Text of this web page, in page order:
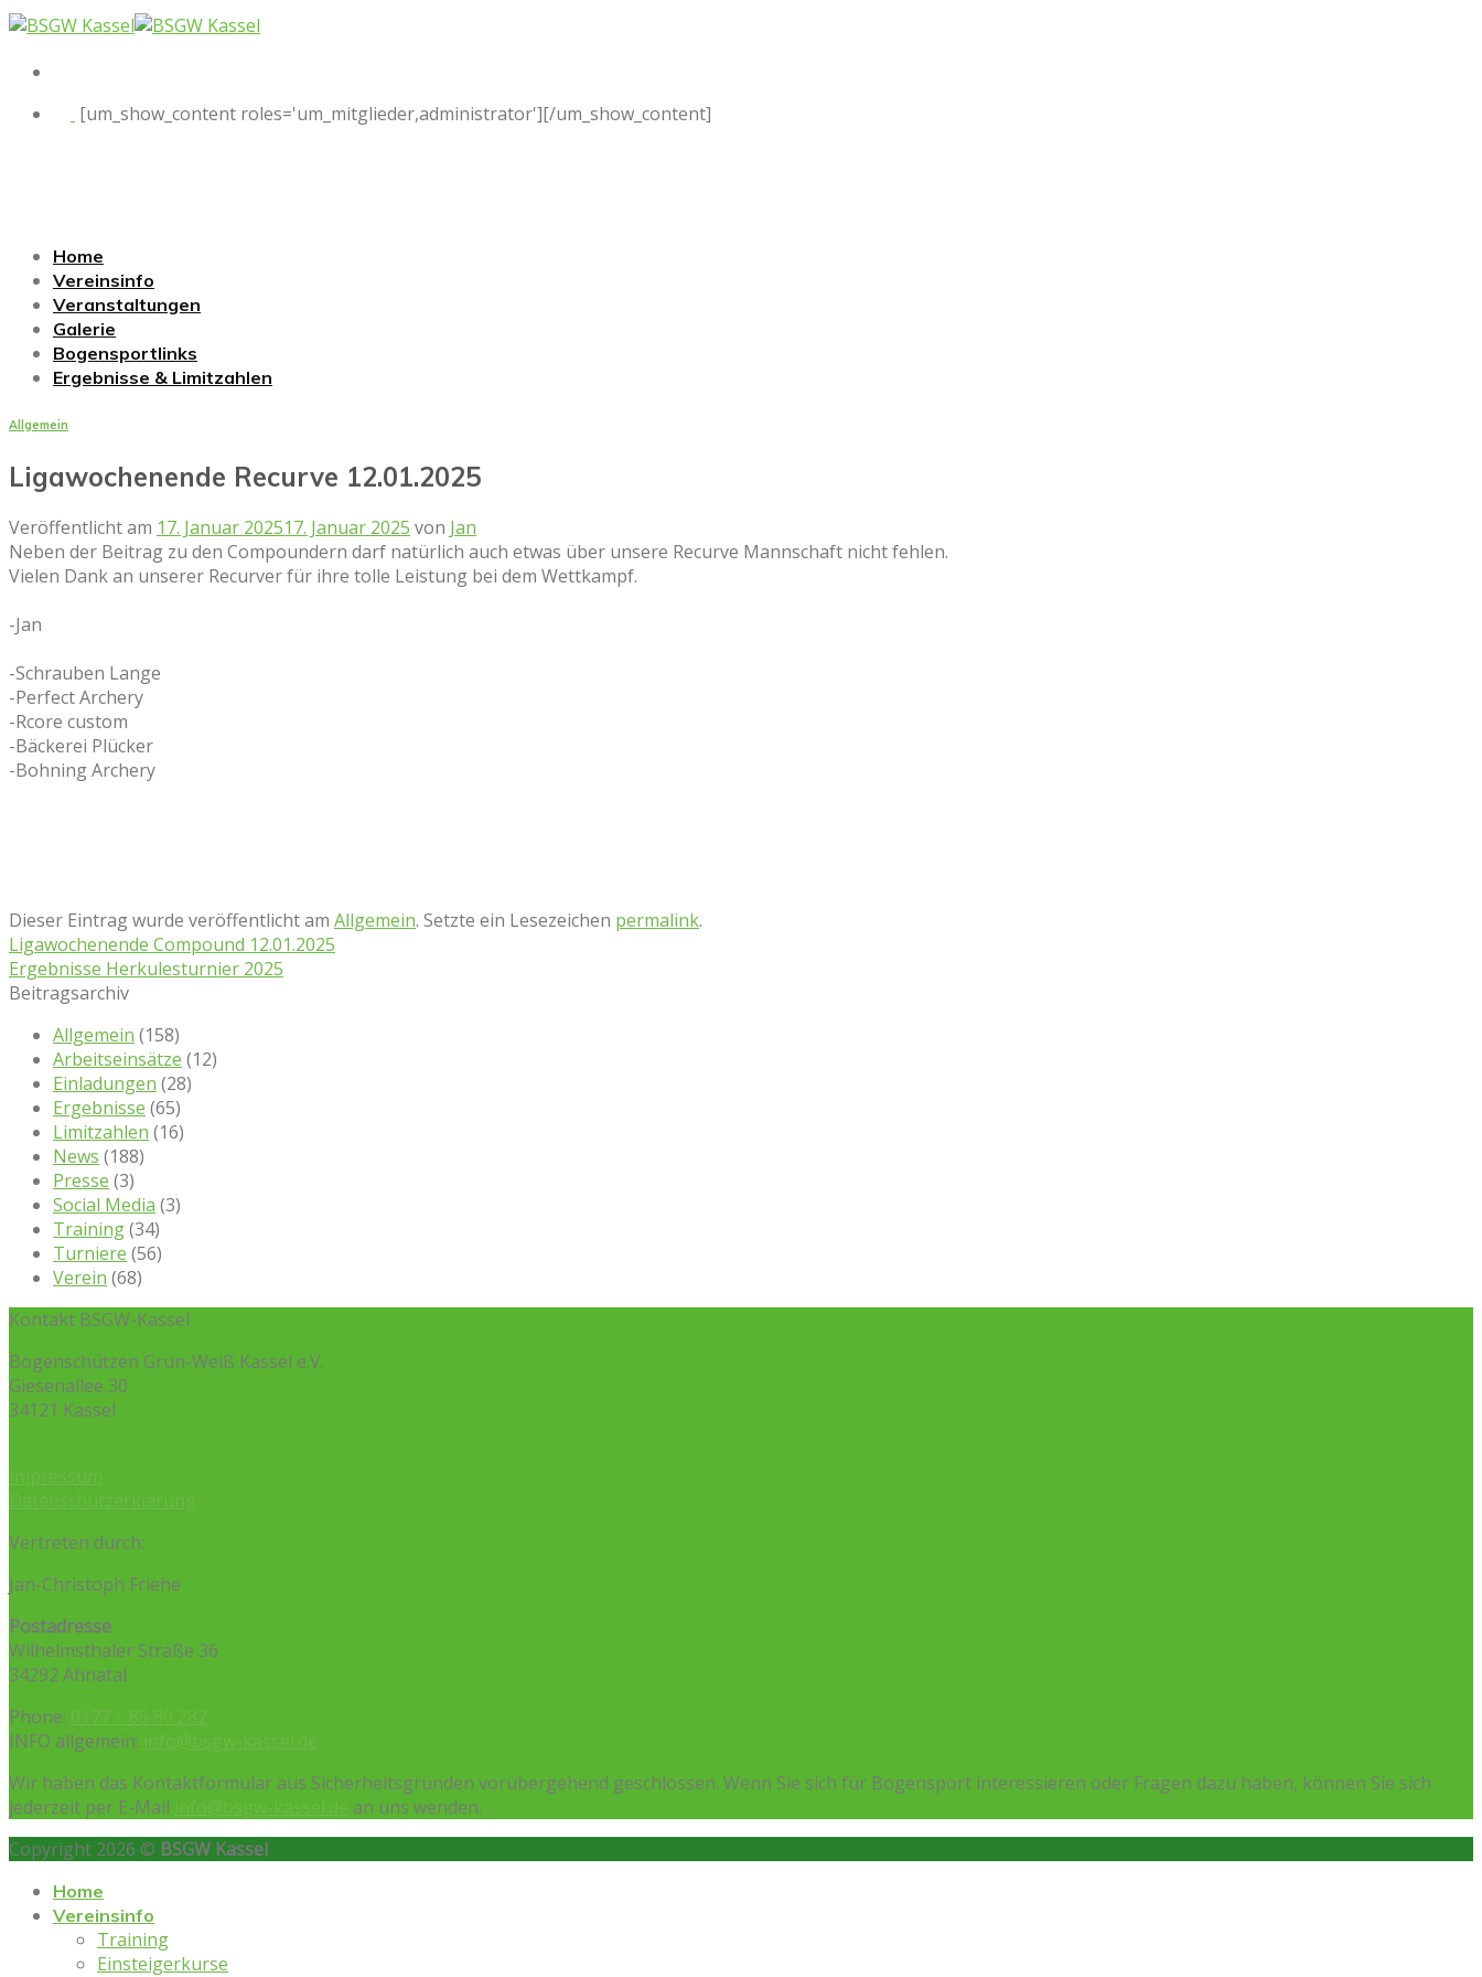
Skip
content
[um_show_content roles='um_mitglieder,administrator'][/um_show_content]
Home
Vereinsinfo
Veranstaltungen
Galerie
Bogensportlinks
Ergebnisse & Limitzahlen
Allgemein
Ligawochenende Recurve 12.01.2025
Veröffentlicht am 17. Januar 202517. Januar 2025 von Jan
Neben der Beitrag zu den Compoundern darf natürlich auch etwas über unsere Recurve Mannschaft nicht fehlen.
Vielen Dank an unserer Recurver für ihre tolle Leistung bei dem Wettkampf.
-Jan
-Schrauben Lange
-Perfect Archery
-Rcore custom
-Bäckerei Plücker
-Bohning Archery
Dieser Eintrag wurde veröffentlicht am Allgemein. Setzte ein Lesezeichen permalink.
Ligawochenende Compound 12.01.2025
Ergebnisse Herkulesturnier 2025
Beitragsarchiv
Allgemein (158)
Arbeitseinsätze (12)
Einladungen (28)
Ergebnisse (65)
Limitzahlen (16)
News (188)
Presse (3)
Social Media (3)
Training(34)
Turniere (56)
Verein (68)
Kontakt BSGW-Kassel
Bogenschützen Grün-Weiß Kassel e.V.
Giesenallee 30
34121 Kassel
Impressum
Datenschutzerklärung
Vertreten durch:
Jan-Christoph Friehe
Postadresse
Wilhelmsthaler Straße 36
34292 Ahnatal
Phone: 0177 – 85 80 282
INFO allgemein: info@bsgw-kassel.de
Wir haben das Kontaktformular aus Sicherheitsgründen vorübergehend geschlossen. Wenn Sie sich für Bogensport interessieren oder Fragen dazu haben, können Sie sich
jederzeit per E-Mail info@bsgw-kassel.de an uns wenden.
Copyright 2026 © BSGW Kassel
Home
Vereinsinfo
Training
Einsteigerkurse